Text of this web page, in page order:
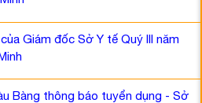
Giám đốc Sở Y tế Quý III năm
Bàng thông báo tuyển dụng - Sở